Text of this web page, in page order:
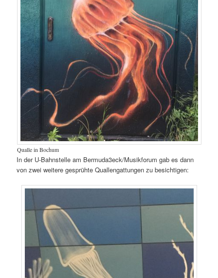
Qualle in Bochum
In der U-Bahnstelle am Bermuda3eck/Musikforum gab es dann
von zwei weitere gesprühte Quallengattungen zu besichtigen: